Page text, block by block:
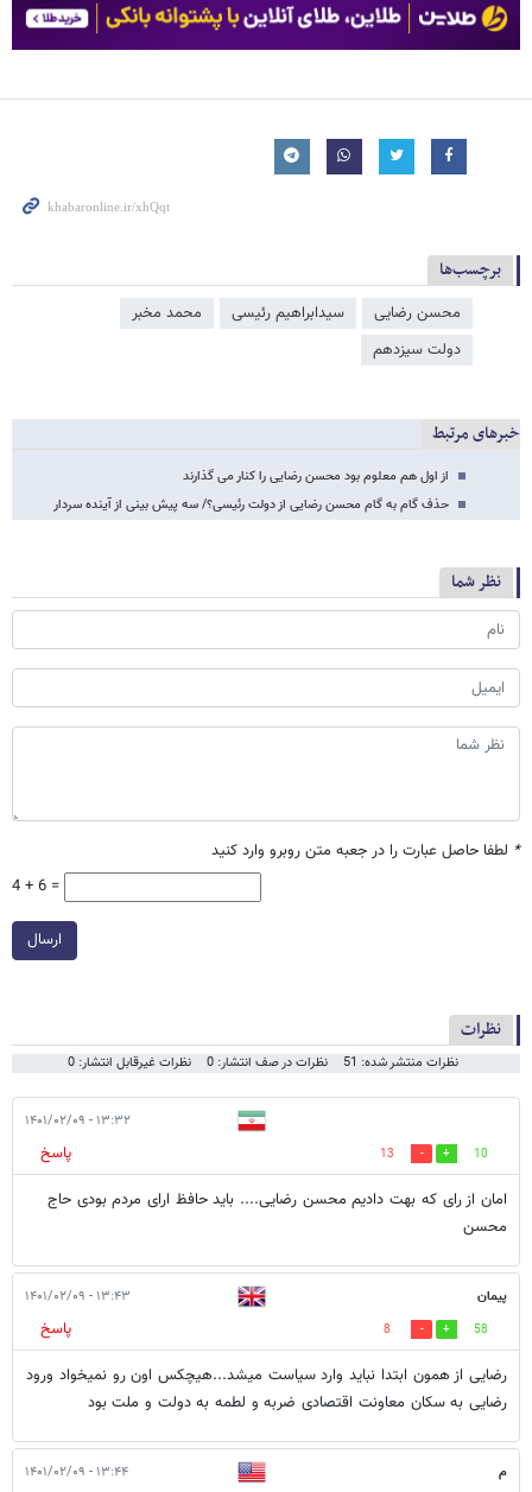
برچسب‌ها
محسن رضایی سیدابراهیم رئیسی
محمد مخبر
دولت سیزدهم
خبرهای مرتبط
از اول هم معلوم بود محسن رضایی را کنار می گذارند
حذف گام به گام محسن رضایی از دولت رئیسی؟/ سه پیش بینی از آینده سردار
نظر شما
* لطفا حاصل عبارت را در جعبه متن روبرو وارد کنید
4 + 6 =
ارسال
نظرات
نظرات منتشر شده: 51 نظرات در صف انتشار: 0 نظرات غیرقابل انتشار: 0
۱۳:۳۲ - ۱۴۰۱/۰۲/۰۹
10
13
پاسخ
امان از رای که بهت دادیم محسن رضایی.... باید حافظ ارای مردم بودی حاج
محسن
پیمان ۱۳:۴۳ - ۱۴۰۱/۰۲/۰۹
58
8
پاسخ
رضایی از همون ابتدا نباید وارد سیاست میشد...هیچکس اون رو نمیخواد ورود
رضایی به سکان معاونت اقتصادی ضربه و لطمه به دولت و ملت بود
م ۱۳:۴۴ - ۱۴۰۱/۰۲/۰۹